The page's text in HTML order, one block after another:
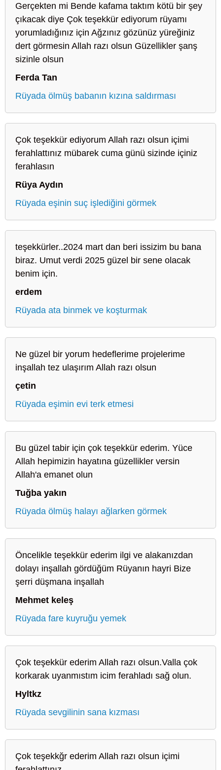
Gerçekten mi Bende kafama taktım kötü bir şey
çıkacak diye Çok teşekkür ediyorum rüyamı
yorumladığınız için Ağzınız gözünüz yüreğiniz
dert görmesin Allah razı olsun Güzellikler şanş
sizinle olsun
Ferda Tan
Rüyada ölmüş babanın kızına saldırması
Çok teşekkür ediyorum Allah razı olsun içimi
ferahlattınız mübarek cuma günü sizinde içiniz
ferahlasın
Rüya Aydın
Rüyada eşinin suç işlediğini görmek
teşekkürler..2024 mart dan beri issizim bu bana
biraz. Umut verdi 2025 güzel bir sene olacak
benim için.
erdem
Rüyada ata binmek ve koşturmak
Ne güzel bir yorum hedeflerime projelerime
inşallah tez ulaşırım Allah razı olsun
çetin
Rüyada eşimin evi terk etmesi
Bu güzel tabir için çok teşekkür ederim. Yüce
Allah hepimizin hayatına güzellikler versin
Allah'a emanet olun
Tuğba yakın
Rüyada ölmüş halayı ağlarken görmek
Öncelikle teşekkür ederim ilgi ve alakanızdan
dolayı inşallah gördüğüm Rüyanın hayri Bize
şerri düşmana inşallah
Mehmet keleş
Rüyada fare kuyruğu yemek
Çok teşekkür ederim Allah razı olsun.Valla çok
korkarak uyanmıstım icim ferahladı sağ olun.
Hyltkz
Rüyada sevgilinin sana kızması
Çok teşekkğr ederim Allah razı olsun içimi